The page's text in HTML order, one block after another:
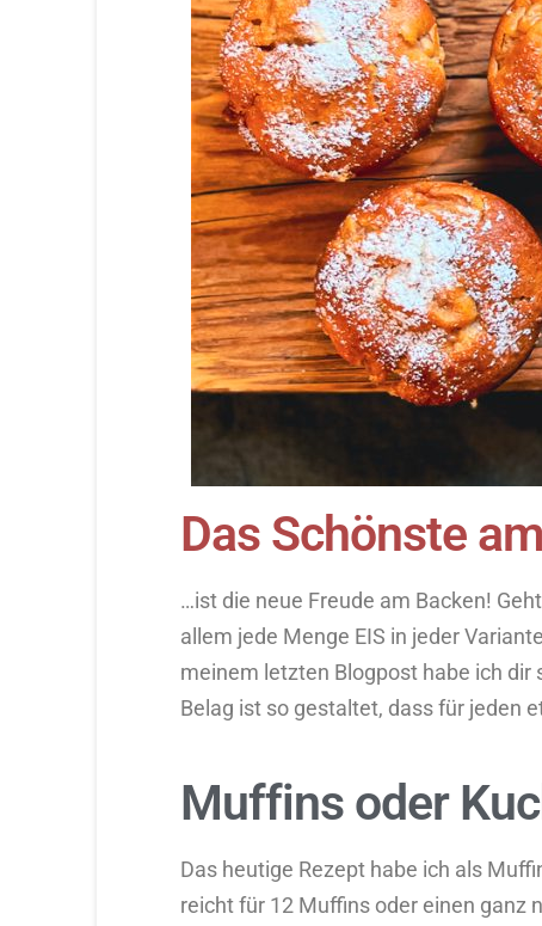
Das Schönste
…ist die neue Freude am Backen!
allem jede Menge EIS in jeder
meinem letzten Blogpost habe ich dir
Belag ist so gestaltet, dass für jeden
Muffins oder
Das heutige Rezept habe ich als
reicht für 12 Muffins oder einen ganz